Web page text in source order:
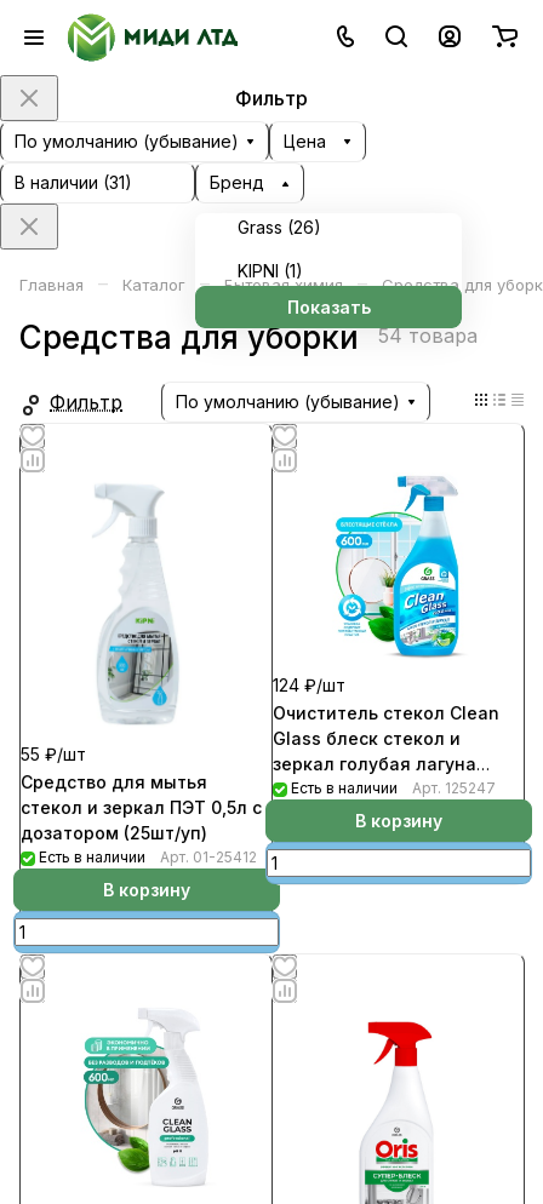
Фильтр
По умолчанию (убывание)
Цена
В наличии (31) Бренд
Grass (26)
KIPNI (1)
Показать
Главная – Каталог – Бытовая химия – Средства для
Средства для уборки 54 товара
Фильтр По умолчанию (убывание)
55 ₽/шт
Средство для мытья
стекол и зеркал ПЭТ 0,5л с
дозатором (25шт/уп)
Есть в наличии Арт. 01-25412
В корзину
124 ₽/шт
Очиститель стекол Clean
Glass блеск стекол и
зеркал голубая лагуна
600мл (8шт/уп)
Есть в наличии Арт. 125247
В корзину